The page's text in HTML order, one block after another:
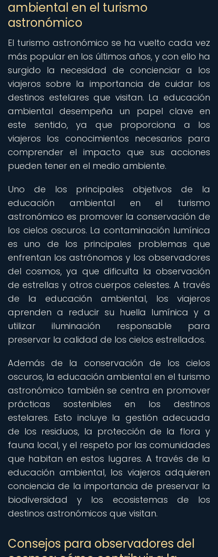
ambiental en el turismo
astronómico
El turismo astronómico se ha vuelto cada vez
más popular en los últimos años, y con ello ha
surgido la necesidad de concienciar a los
viajeros sobre la importancia de cuidar los
destinos estelares que visitan. La educación
ambiental desempeña un papel clave en
este sentido, ya que proporciona a los
viajeros los conocimientos necesarios para
comprender el impacto que sus acciones
pueden tener en el medio ambiente.
Uno de los principales objetivos de la
educación ambiental en el turismo
astronómico es promover la conservación de
los cielos oscuros. La contaminación lumínica
es uno de los principales problemas que
enfrentan los astrónomos y los observadores
del cosmos, ya que dificulta la observación
de estrellas y otros cuerpos celestes. A través
de la educación ambiental, los viajeros
aprenden a reducir su huella lumínica y a
utilizar iluminación responsable para
preservar la calidad de los cielos estrellados.
Además de la conservación de los cielos
oscuros, la educación ambiental en el turismo
astronómico también se centra en promover
prácticas sostenibles en los destinos
estelares. Esto incluye la gestión adecuada
de los residuos, la protección de la flora y
fauna local, y el respeto por las comunidades
que habitan en estos lugares. A través de la
educación ambiental, los viajeros adquieren
conciencia de la importancia de preservar la
biodiversidad y los ecosistemas de los
destinos astronómicos que visitan.
Consejos para observadores del